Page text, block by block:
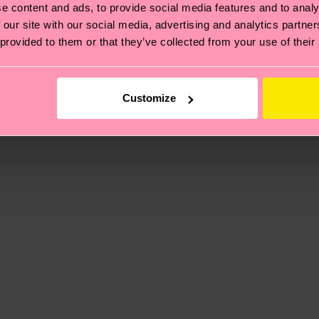
content and ads, to provide social media features and to
site with our social media, advertising and analytics
to them or that they’ve collected from your use of
Customize
et aux certifications : il s'agit aussi de mettre en
et BIEN PLUS ENCORE ! Pour plus d'informations,